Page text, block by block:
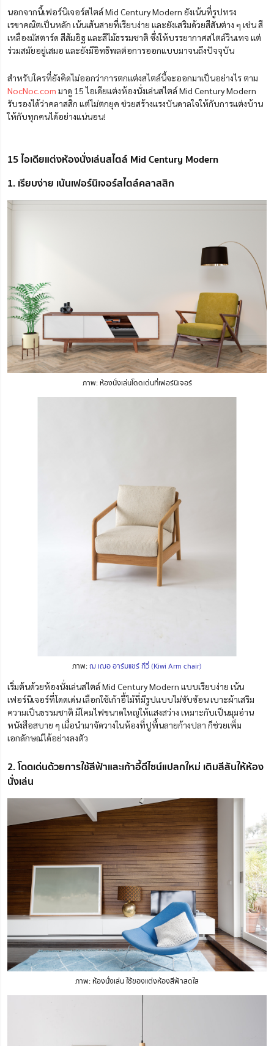
นอกจากนี้เฟอร์นิเจอร์สไตล์ Mid Century Modern ยังเน้นที่รูปทรง
เรขาคณิตเป็นหลัก เน้นเส้นสายที่เรียบง่าย และยังเสริมด้วยสีสันต่าง ๆ เช่น สี
เหลืองมัสตาร์ด สีส้มอิฐ และสีไม้ธรรมชาติ ซึ่งให้บรรยากาศสไตล์วินเทจ แต่
ร่วมสมัยอยู่เสมอ และยังมีอิทธิพลต่อการออกแบบมาจนถึงปัจจุบัน
สำหรับใครที่ยังคิดไม่ออกว่าการตกแต่งสไตล์นี้จะออกมาเป็นอย่างไร ตาม
NocNoc.com มาดู 15 ไอเดียแต่งห้องนั่งเล่นสไตล์ Mid Century Modern
รับรองได้ว่าคลาสสิก แต่ไม่ตกยุค ช่วยสร้างแรงบันดาลใจให้กับการแต่งบ้าน
ให้กับทุกคนได้อย่างแน่นอน!
15 ไอเดียแต่งห้องนั่งเล่นสไตล์ Mid Century Modern
1. เรียบง่าย เน้นเฟอร์นิเจอร์สไตล์คลาสสิก
ภาพ: ห้องนั่งเล่นโดดเด่นที่เฟอร์นิเจอร์
ภาพ:ฌ เฌอ อาร์มแชร์ กีวี่ (Kiwi Arm chair)
เริ่มต้นด้วยห้องนั่งเล่นสไตล์ Mid Century Modern แบบเรียบง่าย เน้น
เฟอร์นิเจอร์ที่โดดเด่น เลือกใช้เก้าอี้ไม้ที่มีรูปแบบไม่ซับซ้อน เบาะผ้าเสริม
ความเป็นธรรมชาติ มีโคมไฟขนาดใหญ่ให้แสงสว่าง เหมาะกับเป็นมุมอ่าน
หนังสือสบาย ๆ เมื่อนำมาจัดวางในห้องที่ปูพื้นลายก้างปลา ก็ช่วยเพิ่ม
เอกลักษณ์ได้อย่างลงตัว
2. โดดเด่นด้วยการใช้สีฟ้าและเก้าอี้ดีไซน์แปลกใหม่ เติมสีสันให้ห้อง
นั่งเล่น
ภาพ: ห้องนั่งเล่น ใช้ของแต่งห้องสีฟ้าสดใส